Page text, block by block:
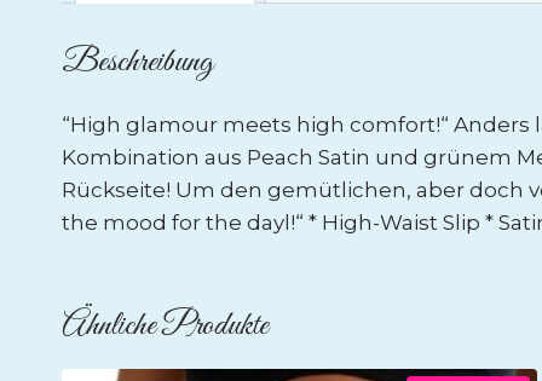
Beschreibung
“High glamour meets high comfort!“
Kombination aus Peach Satin und grünem
Rückseite! Um den gemütlichen, aber doch
the mood for the dayl!“ * High-Waist Slip *
Ähnliche Produkte